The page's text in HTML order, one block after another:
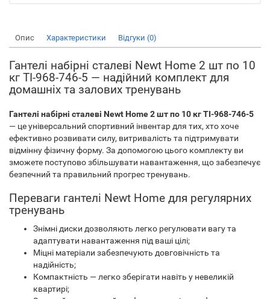
Опис Характеристики Відгуки (0)
Гантелі набірні сталеві Newt Home 2 шт по 10
кг TI-968-746-5 — надійний комплект для
домашніх та залових тренувань
Гантелі набірні сталеві Newt Home 2 шт по 10 кг TI-968-746-5
— це універсальний спортивний інвентар для тих, хто хоче
ефективно розвивати силу, витривалість та підтримувати
відмінну фізичну форму. За допомогою цього комплекту ви
зможете поступово збільшувати навантаження, що забезпечує
безпечний та правильний прогрес тренувань.
Переваги гантелі Newt Home для регулярних
тренувань
Знімні диски дозволяють легко регулювати вагу та
адаптувати навантаження під ваші цілі;
Міцні матеріали забезпечують довговічність та
надійність;
Компактність — легко зберігати навіть у невеликій
квартирі;